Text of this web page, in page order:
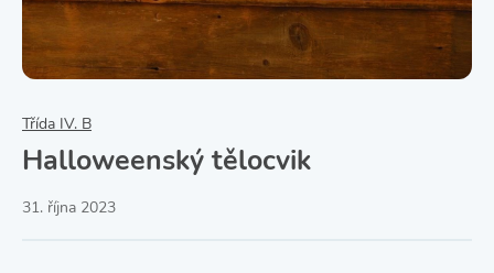
Třída IV. B
Halloweenský tělocvik
31. října 2023